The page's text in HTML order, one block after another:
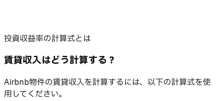
投資収益率の計算式とは
賃貸収入はどう計算する？
Airbnb物件の賃貸収入を計算するには、以下の計算式を使
用してください。